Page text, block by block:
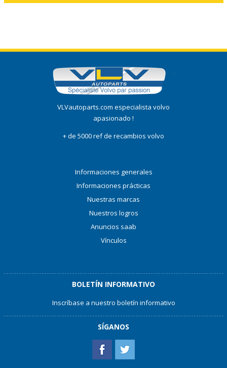
VLVautoparts.com especialista volvo
apasionado !
+ de 5000 ref de recambios volvo
Informaciones generales
Informaciones prácticas
Nuestras marcas
Nuestros logros
Anuncios saab
Vínculos
BOLETÍN INFORMATIVO
Inscríbase a nuestro boletín informativo
SÍGANOS